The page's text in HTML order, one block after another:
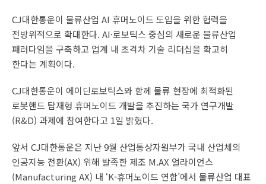
CJ대한통운이 물류산업 AI 휴머노이드 도입을 위한 협력을
전방위적으로 확대한다. AI·로보틱스 중심의 새로운 물류산업
패러다임을 구축하고 업계 내 초격차 기술 리더십을 확고히
한다는 계획이다.
CJ대한통운이 에이딘로보틱스와 함께 물류 현장에 최적화된
로봇핸드 탑재형 휴머노이드 개발을 추진하는 국가 연구개발
(R&D) 과제에 참여한다고 1일 밝혔다.
앞서 CJ대한통운은 지난 9월 산업통상자원부가 국내 산업체의
인공지능 전환(AX) 위해 발족한 제조 M.AX 얼라이언스
(Manufacturing AX) 내 ‘K-휴머노이드 연합’에서 물류산업 대표